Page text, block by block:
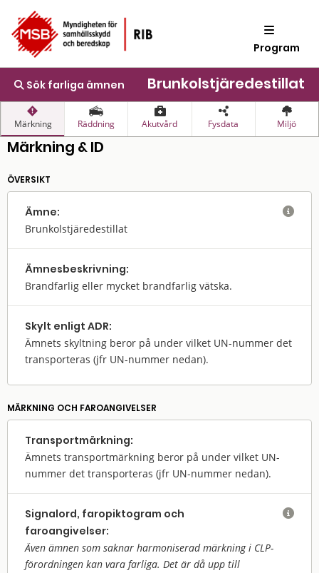
Program
Sök farliga ämnen Brunkolstjäredestillat
Märkning Räddning Akutvård Fysdata Miljö
Märkning & ID
ÖVERSIKT
Ämne:
Brunkolstjäredestillat

Ämnes­beskrivning:
Brandfarlig eller mycket brandfarlig vätska.
Skylt enligt ADR:
Ämnets skyltning beror på under vilket UN-nummer det
transporteras (jfr UN-nummer nedan).
MÄRKNING OCH FAROANGIVELSER
Transport­märkning:
Ämnets transportmärkning beror på under vilket UN-
nummer det transporteras (jfr UN-nummer nedan).
Signalord, faropiktogram och
faroangivelser:
Även ämnen som saknar harmoniserad märkning i CLP-
förordningen kan vara farliga. Det är då upp till
